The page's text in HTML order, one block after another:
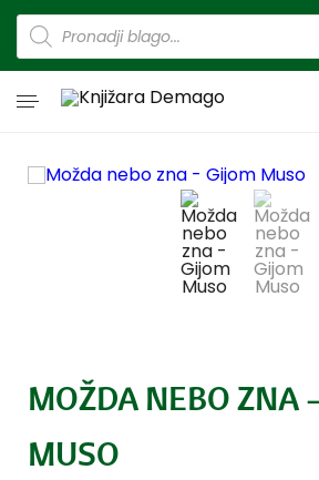
MOŽDA NEBO ZNA
MUSO